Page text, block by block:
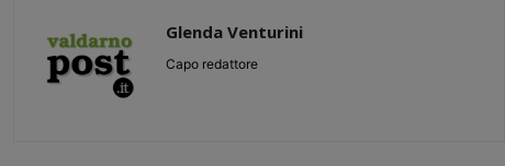
Glenda Venturini
Capo redattore